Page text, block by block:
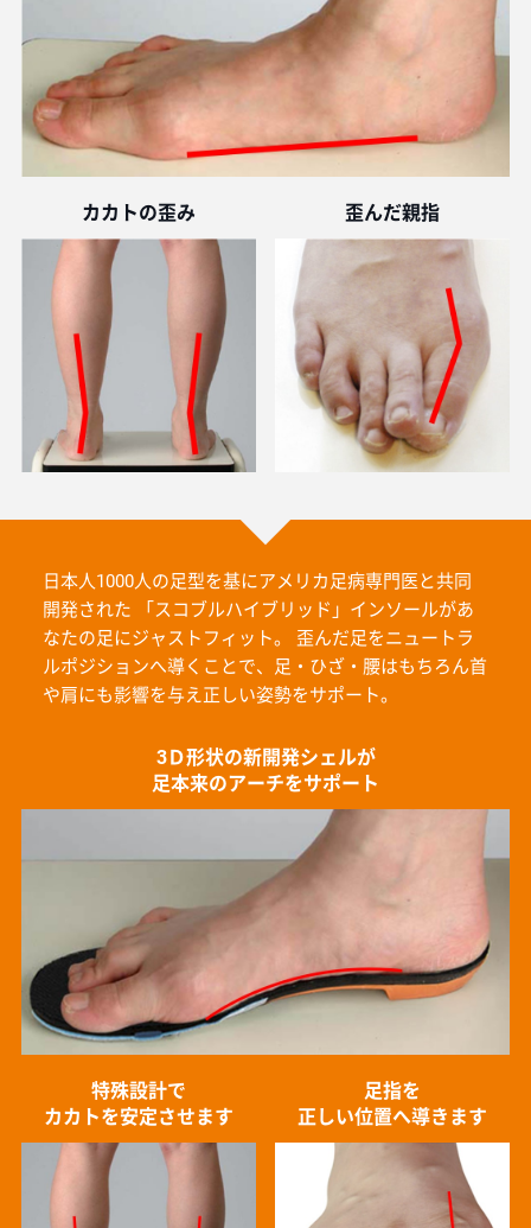
カカトの歪み 歪んだ親指
日本人1000人の足型を基にアメリカ足病専門医と共同
開発された
「スコブルハイブリッド」インソールがあ
なたの足にジャストフィット。 歪んだ足をニュートラ
ルポジションへ導くことで、足・ひざ・腰はもちろん首
や肩にも影響を与え正しい姿勢をサポート。
3Ｄ形状の新開発シェルが
足本来のアーチをサポート
特殊設計で
カカトを安定させます
足指を
正しい位置へ導きます